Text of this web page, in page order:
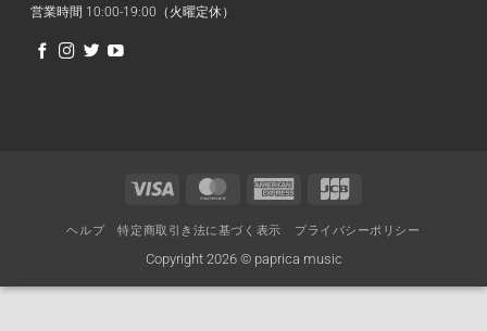
営業時間 10:00-19:00（火曜定休）
Visa MasterCard American
ヘルプ 特定商取引き法に基づく表示 プライバシーポリシー
Copyright 2026 © paprica music